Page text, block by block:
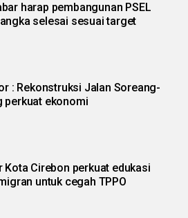
harap pembangunan PSEL
selesai sesuai target
perkuat ekonomi
Kota Cirebon perkuat edukasi
untuk cegah TPPO